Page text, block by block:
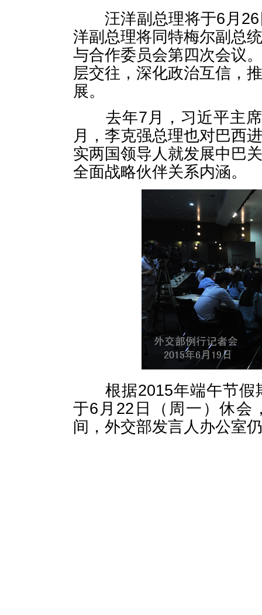
汪洋副总理将于6月26
洋副总理将同特梅尔副总
与合作委员会第四次会议
层交往，深化政治互信，
展。
去年7月，习近平主席
月，李克强总理也对巴西
实两国领导人就发展中巴
全面战略伙伴关系内涵。
根据2015年端午节假
于6月22日（周一）休会
间，外交部发言人办公